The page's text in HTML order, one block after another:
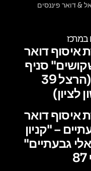
& דואר פיננסים
במרכז
איסוף דואר
סניף
128 (הרצל 39
לציון)
איסוף דואר
– "קניון
גבעתיים"